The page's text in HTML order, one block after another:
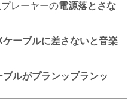
レーヤーの電源落とさな
ケーブルに差さないと音楽
ルがプランップランッ